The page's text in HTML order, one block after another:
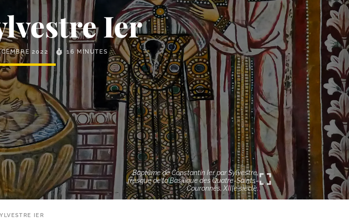
Ier
2022 16 MINUTES
Baptême de Constantin Ier par Sylvestre,
fresque de la Basilique des Quatre-Saints-
Couronnés, XIIIe siècle.
IER